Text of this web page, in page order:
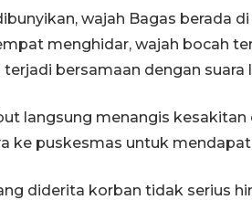
wajah Bagas berada
menghidar, wajah bocah
bersamaan dengan suara
langsung menangis kesakitan
ke puskesmas untuk
diderita korban tidak serius